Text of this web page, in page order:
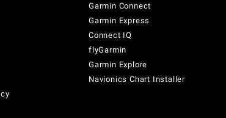
Garmin Connect
Garmin Express
Connect IQ
flyGarmin
Garmin Explore
Navionics Chart Installer